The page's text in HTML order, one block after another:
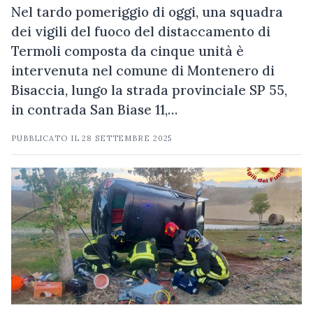
Nel tardo pomeriggio di oggi, una squadra
dei vigili del fuoco del distaccamento di
Termoli composta da cinque unità è
intervenuta nel comune di Montenero di
Bisaccia, lungo la strada provinciale SP 55,
in contrada San Biase 11,…
PUBBLICATO IL28 SETTEMBRE 2025